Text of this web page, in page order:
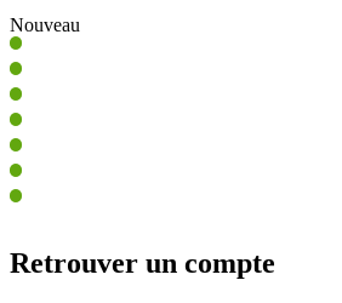
Nouveau
Retrouver un compte